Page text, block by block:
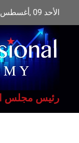
الأحد 09 ,أغسطس ,2026
رئيس مجلس